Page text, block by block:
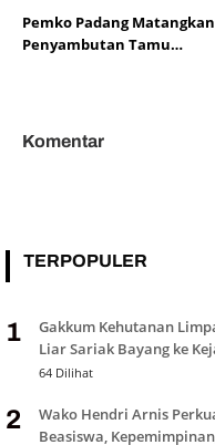
Pemko Padang Matangkan
Penyambutan Tamu
Komentar
TERPOPULER
1
Gakkum Kehutanan
Liar Sariak Bayang ke
64 Dilihat
2
Wako Hendri Arnis
Beasiswa,